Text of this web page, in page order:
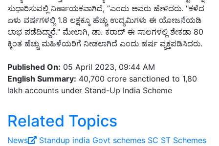
ಸುಧಾರಿಸುವಲ್ಲಿ ನಿರ್ಣಾಯಕವಾಗಿದೆ, ”ಎಂದು ಅವರು ಹೇಳಿದರು. "ಕಳೆದ
ಏಳು ವರ್ಷಗಳಲ್ಲಿ 1.8 ಲಕ್ಷಕ್ಕೂ ಹೆಚ್ಚು ಉದ್ಯಮಿಗಳು ಈ ಯೋಜನೆಯಡಿ
ಲಾಭ ಪಡೆದಿದ್ದಾರೆ." ಮೇಲಾಗಿ, ಡಾ. ಕರಾದ್ ಈ ಸಾಲಗಳಲ್ಲಿ ಶೇಕಡಾ 80
ಕ್ಕಿಂತ ಹೆಚ್ಚು ಮಹಿಳೆಯರಿಗೆ ನೀಡಲಾಗಿದೆ ಎಂದು ಹರ್ಷ ವ್ಯಕ್ತಪಡಿಸಿದರು.
Published On: 05 April 2023, 09:44 AM
English Summary: 40,700 crore sanctioned to 1,80
lakh accounts under Stand-Up India Scheme
Related Topics
News Standup india Govt schemes SC ST Schemes